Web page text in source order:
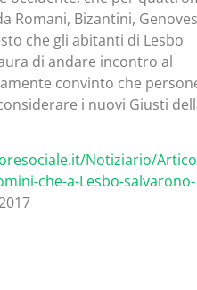
Romani, Bizantini,
che gli abitanti di Lesbo
di andare incontro al
convinto che
i nuovi Giusti
Notiziario/
che-a-Lesbo-salvarono-